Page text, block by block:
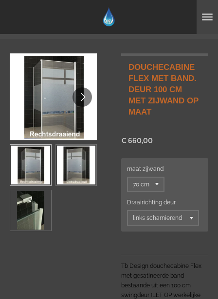
DOUCHECABINE
FLEX MET BAND.
DEUR 100 CM
MET ZIJWAND OP
MAAT
€ 660,00
maat zijwand
Draairichting deur
Tb Design douchecabine Flex
met gesatineerde band
bestaande uit een 100 cm
swingdeur (LET OP werkelijke